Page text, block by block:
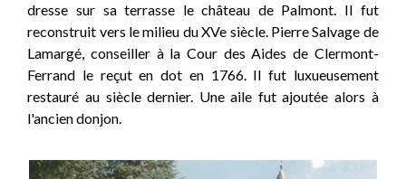
dresse sur sa terrasse le château de Palmont. Il fut
reconstruit vers le milieu du XVe siècle. Pierre Salvage de
Lamargé, conseiller à la Cour des Aides de Clermont-
Ferrand le reçut en dot en 1766. Il fut luxueusement
restauré au siècle dernier. Une aile fut ajoutée alors à
l'ancien donjon.